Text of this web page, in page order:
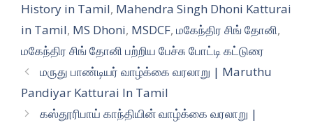
History in Tamil, Mahendra Singh Dhoni Katturai
in Tamil, MS Dhoni, MSDCF, மகேந்திர சிங் தோனி,
மகேந்திர சிங் தோனி பற்றிய பேச்சு போட்டி கட்டுரை
மருது பாண்டியர் வாழ்க்கை வரலாறு | Maruthu
Pandiyar Katturai In Tamil
கஸ்தூரிபாய் காந்தியின் வாழ்க்கை வரலாறு |